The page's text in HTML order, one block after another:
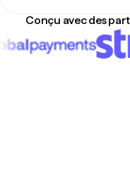
Conçu avec des